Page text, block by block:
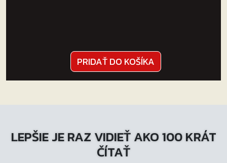
PRIDAŤ DO KOŠÍKA
LEPŠIE JE RAZ VIDIEŤ AKO 100 KRÁT
ČÍTAŤ